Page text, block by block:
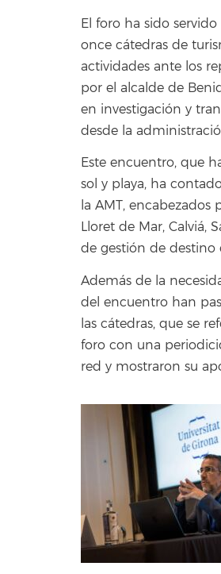
El foro ha sido
once cátedras de
actividades ante los
por el alcalde de
en investigación y
desde la
Este encuentro, que
sol y playa, ha
la AMT,
Lloret de Mar, Calviá,
de gestión de destino
Además de la
del encuentro han
las cátedras, que se
foro con una
red y mostraron su